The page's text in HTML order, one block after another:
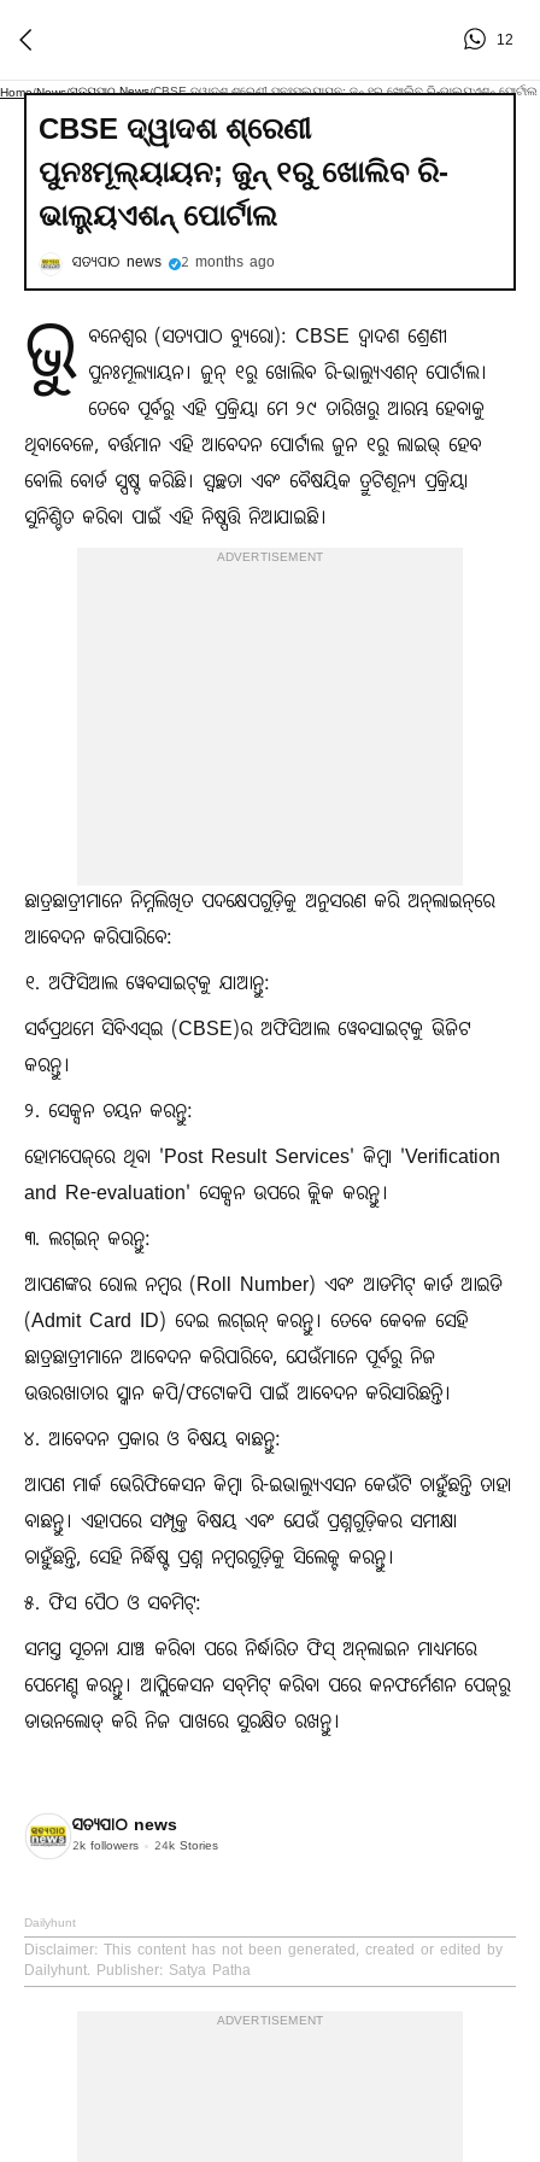
12
Home/News/ସତ୍ୟପାଠ News/CBSE ଦ୍ୱାଦଶ ଶ୍ରେଣୀ ପୁନଃମୂଲ୍ୟାୟନ; ଜୁନ୍‌ ୧ରୁ ଖୋଲିବ ରି-ଭାଲ୍ୟୁଏଶନ୍‌ ପୋର୍ଟାଲ
CBSE ଦ୍ୱାଦଶ ଶ୍ରେଣୀ
ପୁନଃମୂଲ୍ୟାୟନ; ଜୁନ୍‌ ୧ରୁ ଖୋଲିବ ରି-
ଭାଲ୍ୟୁଏଶନ୍‌ ପୋର୍ଟାଲ
ସତ୍ୟପାଠ news 2 months ago
ଭୁ ବନେଶ୍ୱର (ସତ୍ୟପାଠ ବ୍ୟୁରୋ): CBSE ଦ୍ୱାଦଶ ଶ୍ରେଣୀ
ପୁନଃମୂଲ୍ୟାୟନ। ଜୁନ୍‌ ୧ରୁ ଖୋଲିବ ରି-ଭାଲ୍ୟୁଏଶନ୍‌ ପୋର୍ଟାଲ।
ତେବେ ପୂର୍ବରୁ ଏହି ପ୍ରକ୍ରିୟା ମେ ୨୯ ତାରିଖରୁ ଆରମ୍ଭ ହେବାକୁ
ଥିବାବେଳେ, ବର୍ତ୍ତମାନ ଏହି ଆବେଦନ ପୋର୍ଟାଲ ଜୁନ ୧ରୁ ଲାଇଭ୍‌ ହେବ
ବୋଲି ବୋର୍ଡ ସ୍ପଷ୍ଟ କରିଛି। ସ୍ବଚ୍ଛତା ଏବଂ ବୈଷୟିକ ତ୍ରୁଟିଶୂନ୍ୟ ପ୍ରକ୍ରିୟା
ସୁନିଶ୍ଚିତ କରିବା ପାଇଁ ଏହି ନିଷ୍ପତ୍ତି ନିଆଯାଇଛି।
ADVERTISEMENT
ଛାତ୍ରଛାତ୍ରୀମାନେ ନିମ୍ନଲିଖିତ ପଦକ୍ଷେପଗୁଡ଼ିକୁ ଅନୁସରଣ କରି ଅନ୍‌ଲାଇନ୍‌ରେ
ଆବେଦନ କରିପାରିବେ:
୧. ଅଫିସିଆଲ ୱେବସାଇଟ୍‌କୁ ଯାଆନ୍ତୁ:
ସର୍ବପ୍ରଥମେ ସିବିଏସ୍‌ଇ (CBSE)ର ଅଫିସିଆଲ ୱେବସାଇଟ୍‌କୁ ଭିଜିଟ
କରନ୍ତୁ।
୨. ସେକ୍ସନ ଚୟନ କରନ୍ତୁ:
ହୋମପେଜ୍‌ରେ ଥିବା 'Post Result Services' କିମ୍ବା 'Verification
and Re-evaluation' ସେକ୍ସନ ଉପରେ କ୍ଲିକ କରନ୍ତୁ।
୩. ଲଗ୍‌ଇନ୍‌ କରନ୍ତୁ:
ଆପଣଙ୍କର ରୋଲ ନମ୍ବର (Roll Number) ଏବଂ ଆଡମିଟ୍‌ କାର୍ଡ ଆଇଡି
(Admit Card ID) ଦେଇ ଲଗ୍‌ଇନ୍‌ କରନ୍ତୁ। ତେବେ କେବଳ ସେହି
ଛାତ୍ରଛାତ୍ରୀମାନେ ଆବେଦନ କରିପାରିବେ, ଯେଉଁମାନେ ପୂର୍ବରୁ ନିଜ
ଉତ୍ତରଖାତାର ସ୍କାନ କପି/ଫଟୋକପି ପାଇଁ ଆବେଦନ କରିସାରିଛନ୍ତି।
୪. ଆବେଦନ ପ୍ରକାର ଓ ବିଷୟ ବାଛନ୍ତୁ:
ଆପଣ ମାର୍କ ଭେରିଫିକେସନ କିମ୍ବା ରି-ଇଭାଲ୍ୟୁଏସନ କେଉଁଟି ଚାହୁଁଛନ୍ତି ତାହା
ବାଛନ୍ତୁ। ଏହାପରେ ସମ୍ପୃକ୍ତ ବିଷୟ ଏବଂ ଯେଉଁ ପ୍ରଶ୍ନଗୁଡ଼ିକର ସମୀକ୍ଷା
ଚାହୁଁଛନ୍ତି, ସେହି ନିର୍ଦ୍ଧିଷ୍ଟ ପ୍ରଶ୍ନ ନମ୍ବରଗୁଡ଼ିକୁ ସିଲେକ୍ଟ କରନ୍ତୁ।
୫. ଫିସ ପୈଠ ଓ ସବମିଟ୍‌:
ସମସ୍ତ ସୂଚନା ଯାଞ୍ଚ କରିବା ପରେ ନିର୍ଦ୍ଧାରିତ ଫିସ୍‌ ଅନ୍‌ଲାଇନ ମାଧ୍ୟମରେ
ପେମେଣ୍ଟ କରନ୍ତୁ। ଆପ୍ଲିକେସନ ସବ୍‌ମିଟ୍‌ କରିବା ପରେ କନଫର୍ମେଶନ ପେଜ୍‌ରୁ
ଡାଉନଲୋଡ୍‌ କରି ନିଜ ପାଖରେ ସୁରକ୍ଷିତ ରଖନ୍ତୁ।
ସତ୍ୟପାଠ news
2k followers 24k Stories
Dailyhunt
Disclaimer: This content has not been generated, created or edited by
Dailyhunt. Publisher: Satya Patha
ADVERTISEMENT